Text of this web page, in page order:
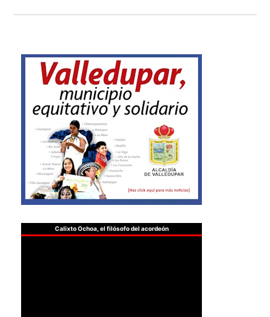
Calixto Ochoa, el filósofo del acordeón